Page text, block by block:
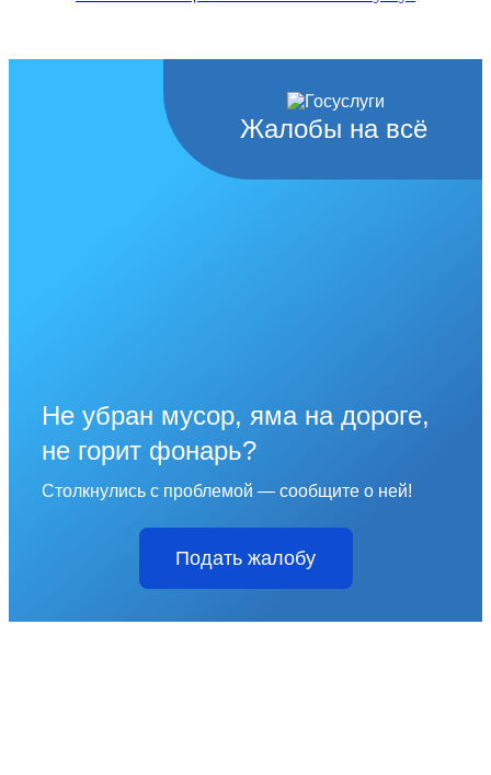
Жалобы на всё
Не убран мусор, яма на дороге,
не горит фонарь?
Столкнулись с проблемой — сообщите о ней!
Подать жалобу